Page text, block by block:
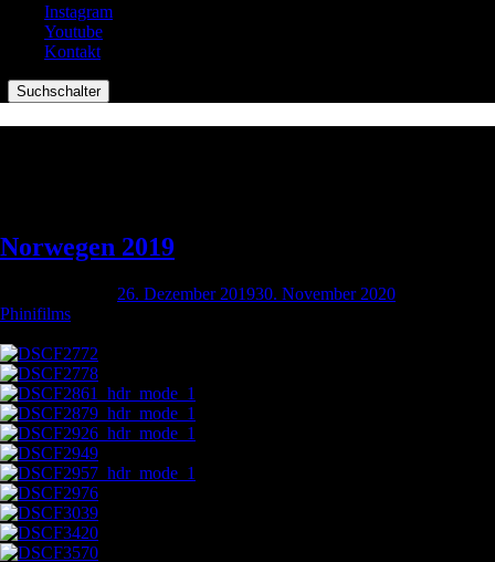
Instagram
Youtube
Kontakt
Suchschalter
Norwegen 2019
26. Dezember 201930. November 2020
Phinifilms